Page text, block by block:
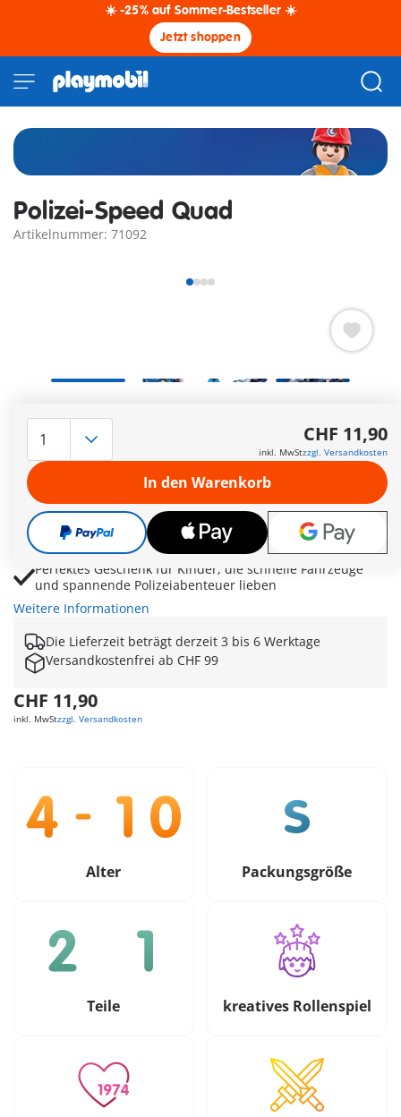
☀️ -25% auf Sommer-Bestseller ☀️
Jetzt shoppen
Polizei-Speed Quad
Artikelnummer: 71092
Rückzugsmotor sorgt für rasante Starts, hohe Wendigkeit
und actionreiche Fahrten
Mit Polizeikelle, Helm und Ausrüstung für realistische
Verkehrskontrollen und Hilfseinsätze
Ideal kombinierbar mit weiteren PLAYMOBIL Polizei-
Spielsets für abwechslungsreiche Stadtgeschichten
Perfektes Geschenk für Kinder, die schnelle Fahrzeuge
und spannende Polizeiabenteuer lieben
Weitere Informationen
Die Lieferzeit beträgt derzeit 3 bis 6 Werktage
Versandkostenfrei ab CHF 99
CHF 11,90
inkl. MwStzzgl. Versandkosten
CHF 11,90
inkl. MwStzzgl. Versandkosten
In den Warenkorb
Alter Packungsgröße
Teile kreatives Rollenspiel